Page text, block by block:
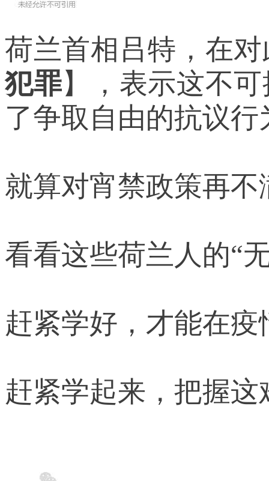
荷兰首相吕特，在
犯罪】，表示这不
了争取自由的抗议行
就算对宵禁政策再不
看看这些荷兰人的“
赶紧学好，才能在疫
赶紧学起来，把握